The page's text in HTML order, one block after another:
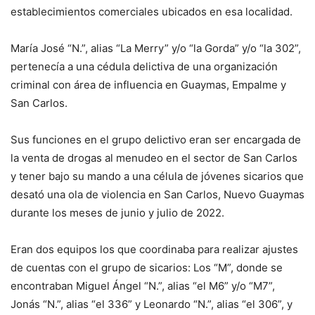
establecimientos comerciales ubicados en esa localidad.
María José “N.”, alias “La Merry” y/o “la Gorda” y/o “la 302”,
pertenecía a una cédula delictiva de una organización
criminal con área de influencia en Guaymas, Empalme y
San Carlos.
Sus funciones en el grupo delictivo eran ser encargada de
la venta de drogas al menudeo en el sector de San Carlos
y tener bajo su mando a una célula de jóvenes sicarios que
desató una ola de violencia en San Carlos, Nuevo Guaymas
durante los meses de junio y julio de 2022.
Eran dos equipos los que coordinaba para realizar ajustes
de cuentas con el grupo de sicarios: Los “M”, donde se
encontraban Miguel Ángel “N.”, alias “el M6” y/o “M7”,
Jonás “N.”, alias “el 336” y Leonardo “N.”, alias “el 306”, y